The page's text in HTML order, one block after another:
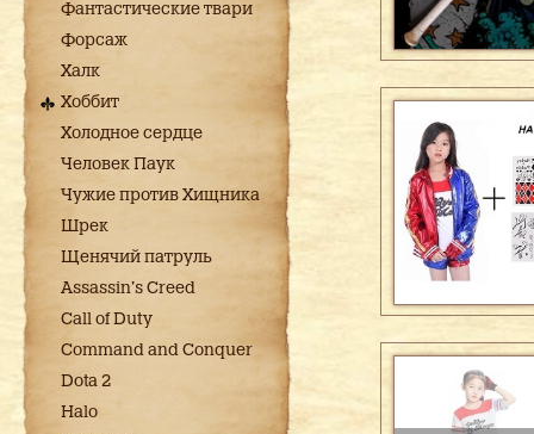
Фантастические твари
Форсаж
Халк
Хоббит
Холодное сердце
Человек Паук
Чужие против Хищника
Шрек
Щенячий патруль
Assassin's Creed
Call of Duty
Command and Conquer
Dota 2
Halo